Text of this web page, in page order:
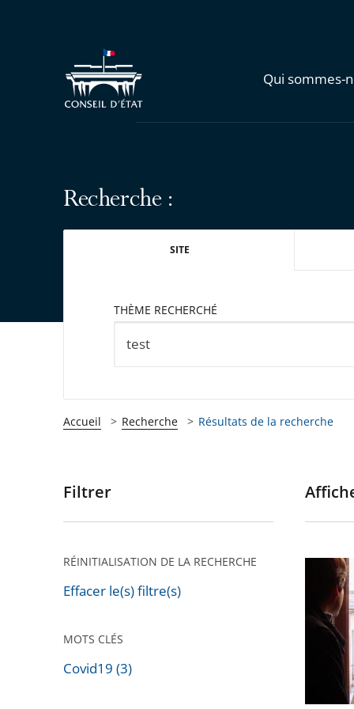
Qui sommes-
Recherche :
SITE
THÈME RECHERCHÉ
Accueil Recherche Résultats de la recherche
Passer
pour
après
Filtrer
RÉINITIALISATION DE LA RECHERCHE
Effacer le(s) filtre(s)
MOTS CLÉS
Covid19 (3)
Conseil
rejette